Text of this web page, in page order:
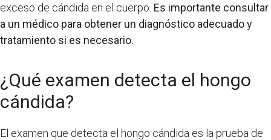
exceso de cándida en el cuerpo. Es importante consultar
a un médico para obtener un diagnóstico adecuado y
tratamiento si es necesario.
¿Qué examen detecta el hongo
cándida?
El examen que detecta el hongo cándida es la prueba de